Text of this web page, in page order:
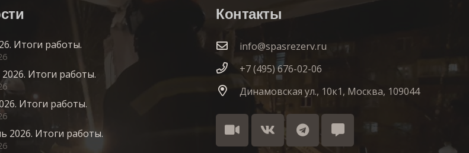
Итоги работы.
Итоги работы.
Итоги работы.
2026. Итоги работы.
Контакты
info@spasrezerv.ru
+7 (495) 676-02-06
Динамовская ул., 10к1, Москва, 109044